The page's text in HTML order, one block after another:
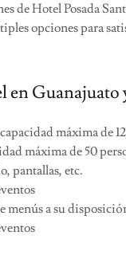
de Hotel Posada
opciones para
en
máxima de
máxima de 50
pantallas, etc.
menús a su